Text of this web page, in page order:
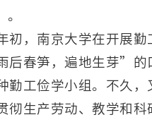
初，南京大学在开展勤
后春笋，遍地生芽”的
勤工俭学小组。不久，
彻生产劳动、教学和科